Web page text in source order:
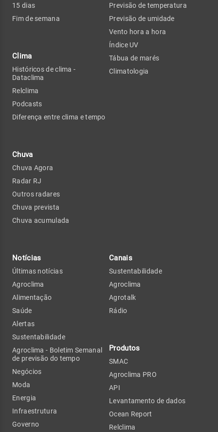
15 dias
Fim de semana
Clima
Históricos de clima -
Dataclima
Relclima
Podcasts
Diferença entre clima e tempo
Chuva
Chuva Agora
Radar RJ
Outros radares
Chuva prevista
Chuva acumulada
Previsão de temperatura
Previsão de umidade
Vento hora a hora
Índice UV
Tábua de marés
Climatologia
Notícias
Últimas notícias
Agroclima
Alimentação
Saúde
Alertas
Sustentabilidade
Agroclima - Boletim Semanal
de previsão do tempo
Negócios
Moda
Energia
Infraestrutura
Governo
Canais
Sustentabilidade
Agroclima
Agrotalk
Rádio
Produtos
SMAC
Agroclima PRO
API
Levantamento de dados
Ocean Report
Relclima